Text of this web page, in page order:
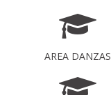
AREA DANZAS